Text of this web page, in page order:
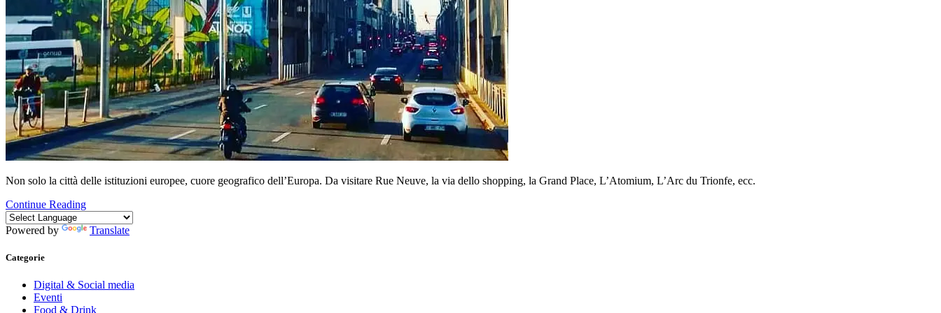
Non solo la città delle istituzioni europee, cuore geografico dell’Europa. Da visitare Rue Neuve, la via dello shopping, la Grand Place, L’Atomium, L’Arc du Trionfe, ecc.
Continue Reading
Powered by Translate
Categorie
Digital & Social media
Eventi
Food & Drink